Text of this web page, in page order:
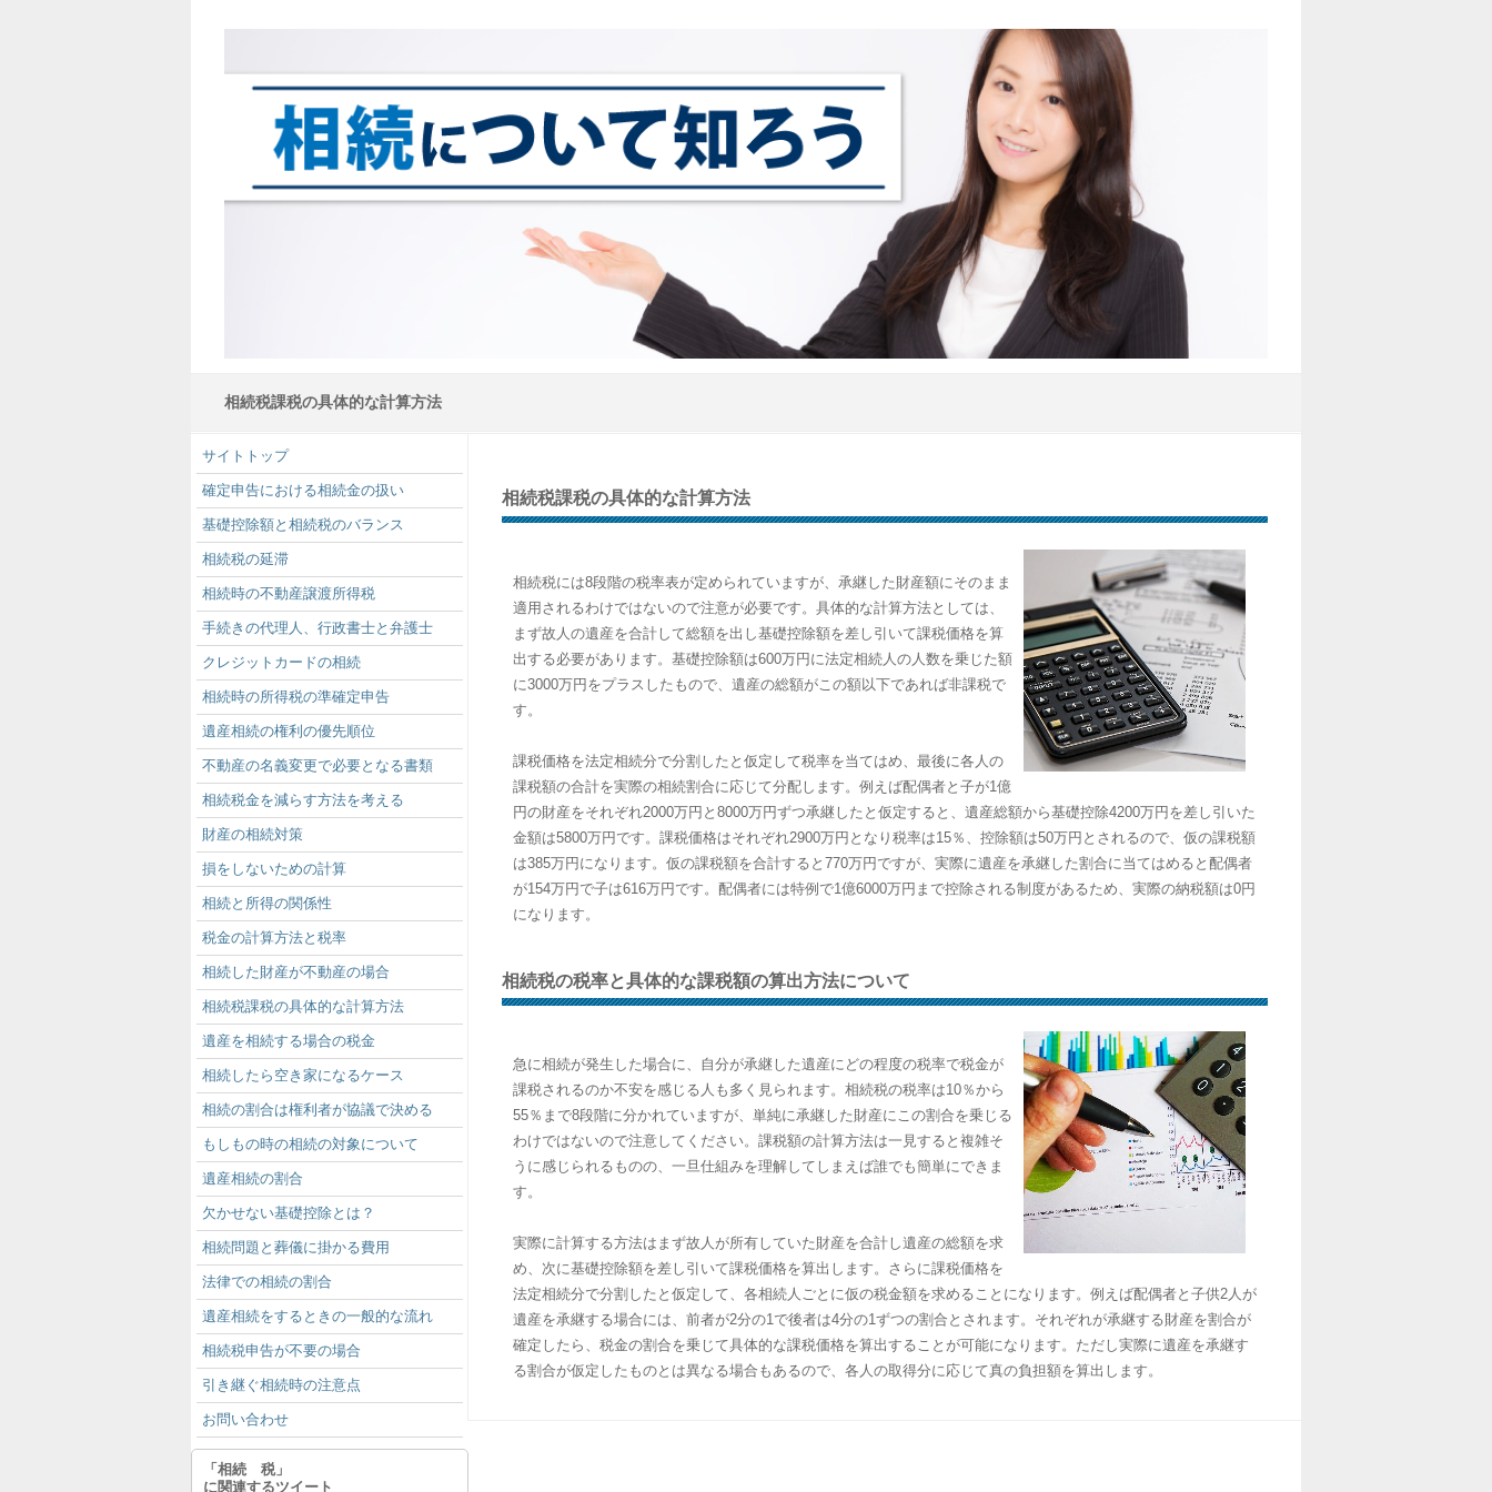
相続税課税の具体的な計算方法
相続税課税の具体的な計算方法
相続税には8段階の税率表が定められていますが、承継した財産額にそのまま
適用されるわけではないので注意が必要です。具体的な計算方法としては、
まず故人の遺産を合計して総額を出し基礎控除額を差し引いて課税価格を算
出する必要があります。基礎控除額は600万円に法定相続人の人数を乗じた額
に3000万円をプラスしたもので、遺産の総額がこの額以下であれば非課税で
す。
課税価格を法定相続分で分割したと仮定して税率を当てはめ、最後に各人の
課税額の合計を実際の相続割合に応じて分配します。例えば配偶者と子が1億
円の財産をそれぞれ2000万円と8000万円ずつ承継したと仮定すると、遺産総額から基礎控除4200万円を差し引いた
金額は5800万円です。課税価格はそれぞれ2900万円となり税率は15％、控除額は50万円とされるので、仮の課税額
は385万円になります。仮の課税額を合計すると770万円ですが、実際に遺産を承継した割合に当てはめると配偶者
が154万円で子は616万円です。配偶者には特例で1億6000万円まで控除される制度があるため、実際の納税額は0円
になります。
相続税の税率と具体的な課税額の算出方法について
急に相続が発生した場合に、自分が承継した遺産にどの程度の税率で税金が
課税されるのか不安を感じる人も多く見られます。相続税の税率は10％から
55％まで8段階に分かれていますが、単純に承継した財産にこの割合を乗じる
わけではないので注意してください。課税額の計算方法は一見すると複雑そ
うに感じられるものの、一旦仕組みを理解してしまえば誰でも簡単にできま
す。
実際に計算する方法はまず故人が所有していた財産を合計し遺産の総額を求
め、次に基礎控除額を差し引いて課税価格を算出します。さらに課税価格を
法定相続分で分割したと仮定して、各相続人ごとに仮の税金額を求めることになります。例えば配偶者と子供2人が
遺産を承継する場合には、前者が2分の1で後者は4分の1ずつの割合とされます。それぞれが承継する財産を割合が
確定したら、税金の割合を乗じて具体的な課税価格を算出することが可能になります。ただし実際に遺産を承継す
る割合が仮定したものとは異なる場合もあるので、各人の取得分に応じて真の負担額を算出します。
サイトトップ
確定申告における相続金の扱い
基礎控除額と相続税のバランス
相続税の延滞
相続時の不動産譲渡所得税
手続きの代理人、行政書士と弁護士
クレジットカードの相続
相続時の所得税の準確定申告
遺産相続の権利の優先順位
不動産の名義変更で必要となる書類
相続税金を減らす方法を考える
財産の相続対策
損をしないための計算
相続と所得の関係性
税金の計算方法と税率
相続した財産が不動産の場合
相続税課税の具体的な計算方法
遺産を相続する場合の税金
相続したら空き家になるケース
相続の割合は権利者が協議で決める
もしもの時の相続の対象について
遺産相続の割合
欠かせない基礎控除とは？
相続問題と葬儀に掛かる費用
法律での相続の割合
遺産相続をするときの一般的な流れ
相続税申告が不要の場合
引き継ぐ相続時の注意点
お問い合わせ
「相続 税」
に関連するツイート